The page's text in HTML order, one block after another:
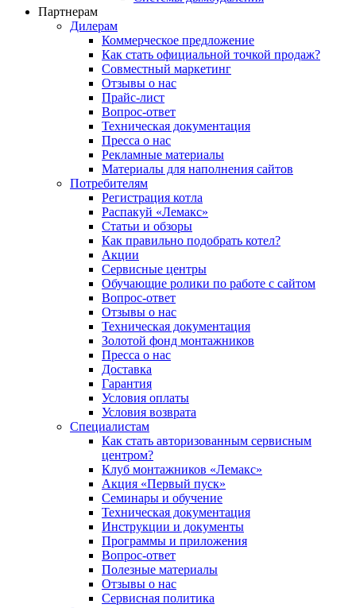
Партнерам
Дилерам
Коммерческое предложение
Как стать официальной точкой продаж?
Совместный маркетинг
Отзывы о нас
Прайс-лист
Вопрос-ответ
Техническая документация
Пресса о нас
Рекламные материалы
Материалы для наполнения сайтов
Потребителям
Регистрация котла
Распакуй «Лемакс»
Статьи и обзоры
Как правильно подобрать котел?
Акции
Сервисные центры
Обучающие ролики по работе с сайтом
Вопрос-ответ
Отзывы о нас
Техническая документация
Золотой фонд монтажников
Пресса о нас
Доставка
Гарантия
Условия оплаты
Условия возврата
Специалистам
Как стать авторизованным сервисным
центром?
Клуб монтажников «Лемакс»
Акция «Первый пуск»
Семинары и обучение
Техническая документация
Инструкции и документы
Программы и приложения
Вопрос-ответ
Полезные материалы
Отзывы о нас
Сервисная политика